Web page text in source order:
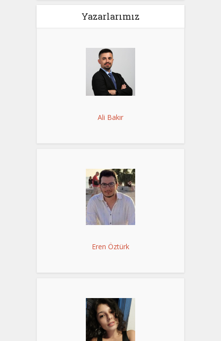
Yazarlarımız
Ali Bakır
Eren Öztürk